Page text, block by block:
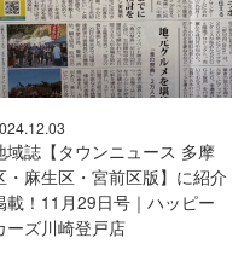
域誌【タウンニュース 多摩
・麻生区・宮前区版】に紹介
載！11月29日号｜ハッピー
ーズ川崎登戸店